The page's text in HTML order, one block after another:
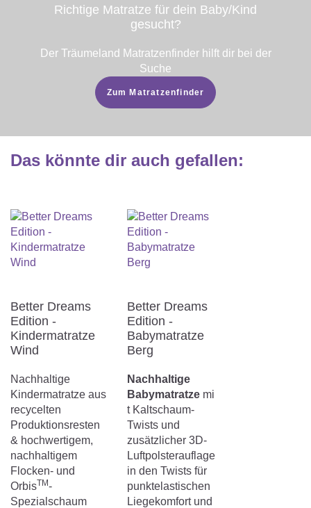
Richtige Matratze ­­­­­­­für dein Baby/Kind
gesucht?
Der Träumeland Matratzenfinder hilft dir bei der
Suche
Zum Matratzenfinder
Das könnte dir auch gefallen:
Better Dreams
Edition -
Kindermatratze
Wind
Nachhaltige
Kindermatratze aus
recycelten
Produktionsresten
& hochwertigem,
nachhaltigem
Flocken- und
OrbisTM-
Spezialschaum
Better Dreams
Edition -
Babymatratze
Berg
Nachhaltige
Babymatratzemi
t Kaltschaum-
Twists und
zusätzlicher 3D-
Luftpolsterauflage
in den Twists für
punktelastischen
Liegekomfort und